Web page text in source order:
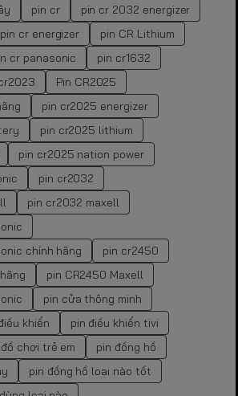
pin cr
pin cr 2032 energizer
pin cr energizer
pin CR Lithium
cr panasonic
pin cr1632
Pin CR2025
pin cr2025 energizer
pin cr2025 lithium
pin cr2025 nation power
pin cr2032
pin cr2032 maxell
chính hãng
pin cr2450
pin CR2450 Maxell
pin cửa thông minh
khiển
pin điều khiển tivi
chơi trẻ em
pin đồng hồ
pin đồng hồ loại nào tốt